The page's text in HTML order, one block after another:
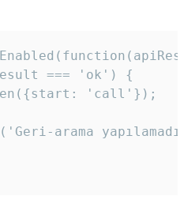
=== 'ok') {
'call'});
arama